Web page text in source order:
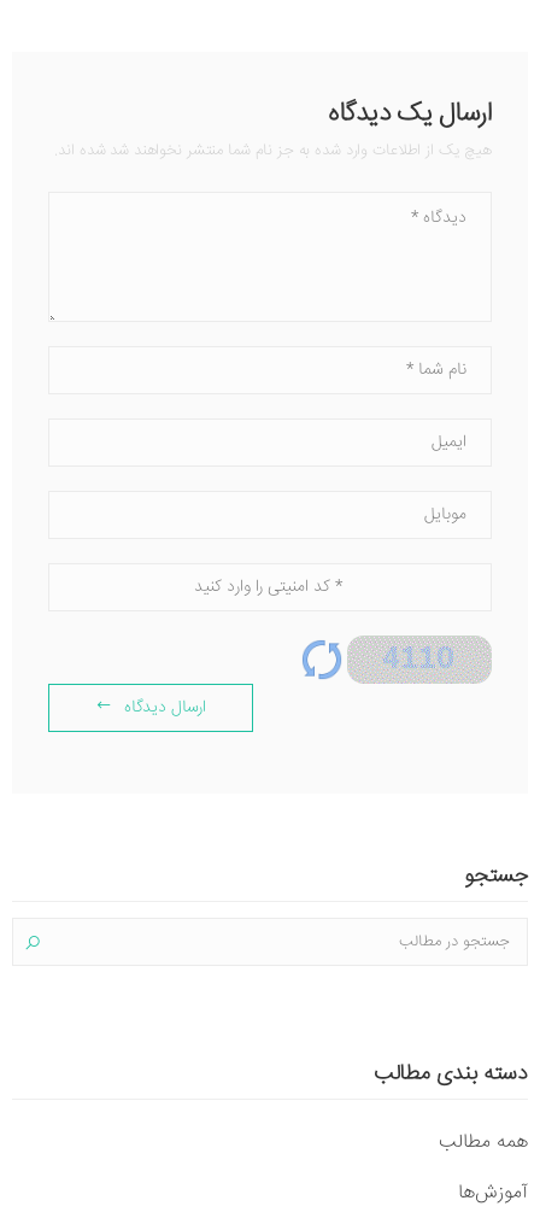
ارسال یک دیدگاه
هیچ یک از اطلاعات وارد شده به جز نام شما منتشر نخواهند شد شده اند.
ارسال دیدگاه
جستجو
دسته بندی مطالب
همه مطالب
آموزش‌ها